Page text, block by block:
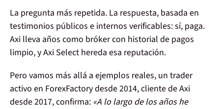
La pregunta más repetida. La respuesta, basada en
testimonios públicos e internos verificables:sí, paga.
Axi lleva años como bróker con historial de pagos
limpio, y Axi Select hereda esa reputación.
Pero vamos más allá a ejemplos reales, un trader
activo en ForexFactory desde 2014, cliente de Axi
desde 2017, confirma: «A lo largo de los años he